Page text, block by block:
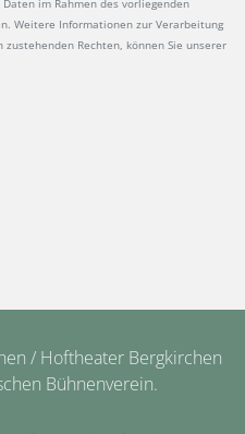
im Rahmen des vorliegenden
Weitere Informationen zur Verarbeitung
Rechten, können Sie unserer
/ Hoftheater Bergkirchen
Bühnenverein.